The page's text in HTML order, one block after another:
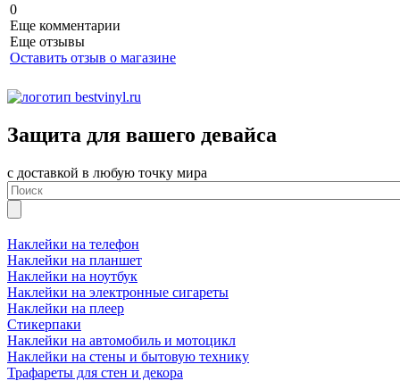
0
Еще комментарии
Еще отзывы
Оставить отзыв о магазине
Защита для вашего девайса
с доставкой в любую точку мира
Наклейки на телефон
Наклейки на планшет
Наклейки на ноутбук
Наклейки на электронные сигареты
Наклейки на плеер
Стикерпаки
Наклейки на автомобиль и мотоцикл
Наклейки на стены и бытовую технику
Трафареты для стен и декора